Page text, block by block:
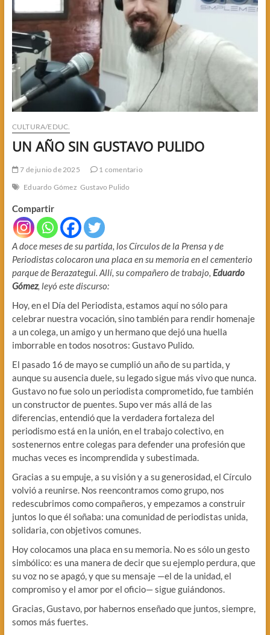
CULTURA/EDUC.
UN AÑO SIN GUSTAVO PULIDO
7 de junio de 2025
1 comentario
Eduardo Gómez Gustavo Pulido
Compartir
A doce meses de su partida, los Círculos de la Prensa y de
Periodistas colocaron una placa en su memoria en el cementerio
parque de Berazategui. Allí, su compañero de trabajo, Eduardo
Gómez, leyó este discurso:
Hoy, en el Día del Periodista, estamos aquí no sólo para
celebrar nuestra vocación, sino también para rendir homenaje
a un colega, un amigo y un hermano que dejó una huella
imborrable en todos nosotros: Gustavo Pulido.
El pasado 16 de mayo se cumplió un año de su partida, y
aunque su ausencia duele, su legado sigue más vivo que nunca.
Gustavo no fue solo un periodista comprometido, fue también
un constructor de puentes. Supo ver más allá de las
diferencias, entendió que la verdadera fortaleza del
periodismo está en la unión, en el trabajo colectivo, en
sostenernos entre colegas para defender una profesión que
muchas veces es incomprendida y subestimada.
Gracias a su empuje, a su visión y a su generosidad, el Círculo
volvió a reunirse. Nos reencontramos como grupo, nos
redescubrimos como compañeros, y empezamos a construir
juntos lo que él soñaba: una comunidad de periodistas unida,
solidaria, con objetivos comunes.
Hoy colocamos una placa en su memoria. No es sólo un gesto
simbólico: es una manera de decir que su ejemplo perdura, que
su voz no se apagó, y que su mensaje —el de la unidad, el
compromiso y el amor por el oficio— sigue guiándonos.
Gracias, Gustavo, por habernos enseñado que juntos, siempre,
somos más fuertes.